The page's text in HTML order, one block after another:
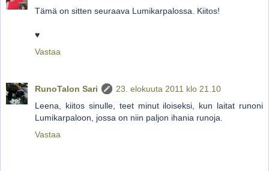
Tämä on sitten seuraava Lumikarpalossa. Kiitos!
♥
Vastaa
RunoTalon Sari
23. elokuuta 2011 klo 21.10
Leena, kiitos sinulle, teet minut iloiseksi, kun laitat runoni
Lumikarpaloon, jossa on niin paljon ihania runoja.
Vastaa